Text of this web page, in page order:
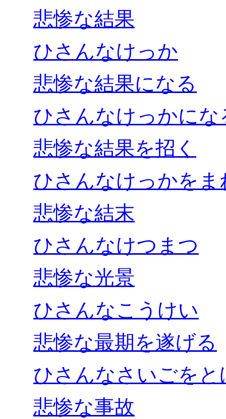
悲惨な結果
ひさんなけっか
悲惨な結果になる
ひさんなけっかにな
悲惨な結果を招く
ひさんなけっかをま
悲惨な結末
ひさんなけつまつ
悲惨な光景
ひさんなこうけい
悲惨な最期を遂げる
ひさんなさいごをと
悲惨な事故